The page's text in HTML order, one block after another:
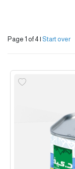
Page 1 of 4 | Start over